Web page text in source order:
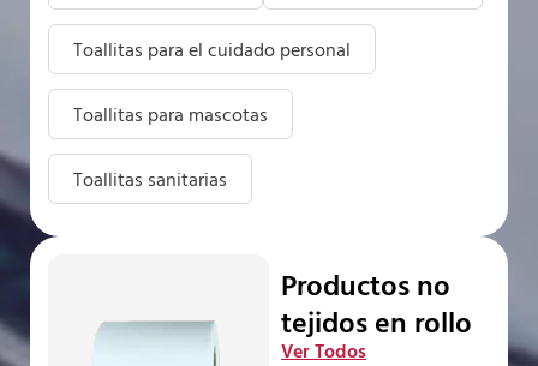
Toallitas para el cuidado personal
Toallitas para mascotas
Toallitas sanitarias
Productos no
tejidos en rollo
Ver Todos